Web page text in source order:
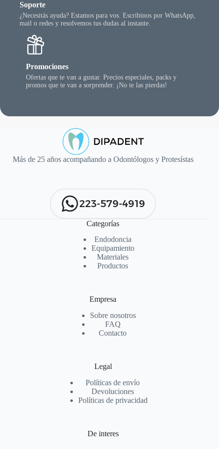
Soporte
¿Necesitás ayuda? Estamos para vos. Escribinos por WhatsApp,
mail o redes y resolvemos tus dudas al instante.
Promociones
Ofertas que te van a gustar. Precios especiales, packs y
promos que te van a sorprender. ¡No te las pierdas!
Más de 25 años acompañando a Odontólogos y Protesístas
223-579-4919
Categorías
Endodoncia
Equipamiento
Materiales
Productos
Empresa
Sobre nosotros
FAQ
Contacto
Legal
Políticas de envío
Devoluciones
Políticas de privacidad
De interes